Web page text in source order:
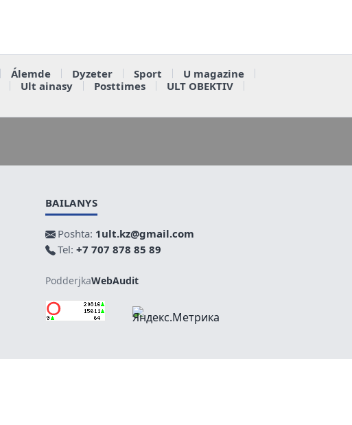
Álemde Dyzeter Sport
U magazine
Ult ainasy Posttimes
ULT OBEKTIV
BAILANYS
Poshta: 1ult.kz@gmail.com
Tel: +7 707 878 85 89
PodderjkaWebAudit